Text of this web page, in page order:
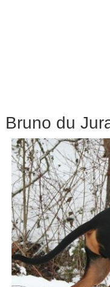
Bruno du